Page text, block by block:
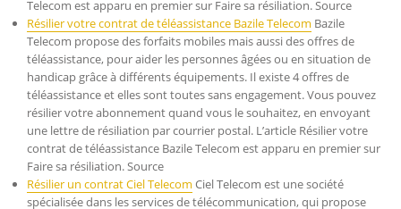
Telecom est apparu en premier sur Faire sa résiliation. Source
Résilier votre contrat de téléassistance Bazile Telecom Bazile
Telecom propose des forfaits mobiles mais aussi des offres de
téléassistance, pour aider les personnes âgées ou en situation de
handicap grâce à différents équipements. Il existe 4 offres de
téléassistance et elles sont toutes sans engagement. Vous pouvez
résilier votre abonnement quand vous le souhaitez, en envoyant
une lettre de résiliation par courrier postal. L’article Résilier votre
contrat de téléassistance Bazile Telecom est apparu en premier sur
Faire sa résiliation. Source
Résilier un contrat Ciel Telecom Ciel Telecom est une société
spécialisée dans les services de télécommunication, qui propose